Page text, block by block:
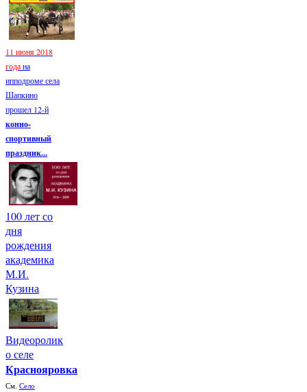
11 июня 2018
годана
ипподроме села
Шапкино
прошел 12-й
конно-
спортивный
праздник...
100 лет со
дня
рождения
академика
М.И.
Кузина
Видеоролик
о селе
Краснояровка
См. Село